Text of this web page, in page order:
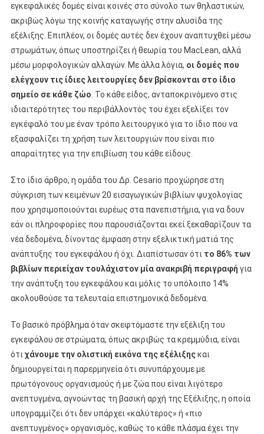
εγκεφαλικές δομές είναι κοινές στο σύνολο των θηλαστικών,
ακριβώς λόγω της κοινής καταγωγής στην αλυσίδα της
εξέλιξης. Επιπλέον, οι δομές αυτές δεν έχουν αναπτυχθεί μέσω
στρωμάτων, όπως υποστηρίζει ή θεωρία του MacLean, αλλά
μέσω μορφολογικών αλλαγών. Με άλλα λόγια, οι δομές που
ελέγχουν τις ίδιες λειτουργίες δεν βρίσκονται στο ίδιο
σημείο σε κάθε ζώο. Το κάθε είδος, ανταποκρινόμενο στις
ιδιαιτερότητες του περιβάλλοντός του έχει εξελίξει τον
εγκέφαλό του με έναν τρόπο λειτουργικό για το ίδιο που να
εξασφαλίζει τη χρήση των λειτουργιών που είναι πιο
απαραίτητες για την επιβίωση του κάθε είδους.
Στο ίδιο άρθρο, η ομάδα του Δρ. Cesario προχώρησε στη
σύγκριση των κειμένων 20 εισαγωγικών βιβλίων ψυχολογίας
που χρησιμοποιούνται ευρέως στα πανεπιστήμια, για να δουν
εάν οι πληροφορίες που παρουσιάζονται εκεί ξεκαθαρίζουν τα
νέα δεδομένα, δίνοντας έμφαση στην εξελικτική ματιά της
ανάπτυξης του εγκεφάλου ή όχι. Διαπίστωσαν ότι το 86% των
βιβλίων περιείχαν τουλάχιστον μία ανακριβή περιγραφή για
την ανάπτυξη του εγκεφάλου και μόλις το υπόλοιπο 14%
ακολουθούσε τα τελευταία επιστημονικά δεδομένα.
Το βασικό πρόβλημα όταν σκεφτόμαστε την εξέλιξη του
εγκεφάλου σε στρώματα, όπως ακριβώς τα κρεμμύδια, είναι
ότιχάνουμε την ολιστική εικόνα της εξέλιξηςκαι
δημιουργείται η παρερμηνεία ότι συνυπάρχουμε με
πρωτόγονους οργανισμούς ή με ζώα που είναι λιγότερο
ανεπτυγμένα, αγνοώντας τη βασική αρχή της Εξέλιξης, η οποία
υπογραμμίζει ότι δεν υπάρχει «καλύτερος» ή «πιο
ανεπτυγμένος» οργανισμός, καθώς το κάθε πλάσμα έχει την